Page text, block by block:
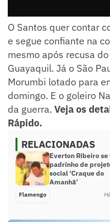
O Santos quer contar
e segue confiante na
mesmo após recusa
Guayaquil. Já o São
Morumbi lotado para
domingo. E o goleiro
da guerra. Veja os
Rápido.
RELACIONADAS
Everton Ribeiro
padrinho de
social ‘Craque do
Amanhã’
Flamengo